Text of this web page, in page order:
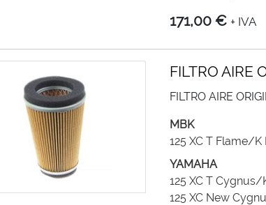
171,00 € + IVA
FILTRO AIRE
FILTRO AIRE
MBK
125 XC T Flame/
YAMAHA
125 XC T
125 XC New